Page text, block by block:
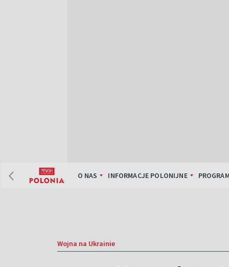
O NAS INFORMACJE POLONIJNE
Wojna na Ukrainie